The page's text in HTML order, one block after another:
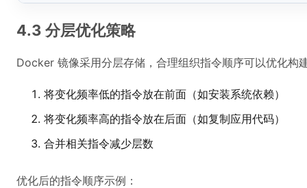
4.3 分层优化策略
Docker 镜像采用分层存储，合理组织指令顺序可以优化构
将变化频率低的指令放在前面（如安装系统依赖）
将变化频率高的指令放在后面（如复制应用代码）
合并相关指令减少层数
优化后的指令顺序示例：